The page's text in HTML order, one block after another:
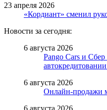
23 апреля 2026
«Кордиант» сменил
Новости за сегодня:
6 августа 2026
Pango Cars и Сбер
6 августа 2026
Онлайн-продажи
6 августа 2026